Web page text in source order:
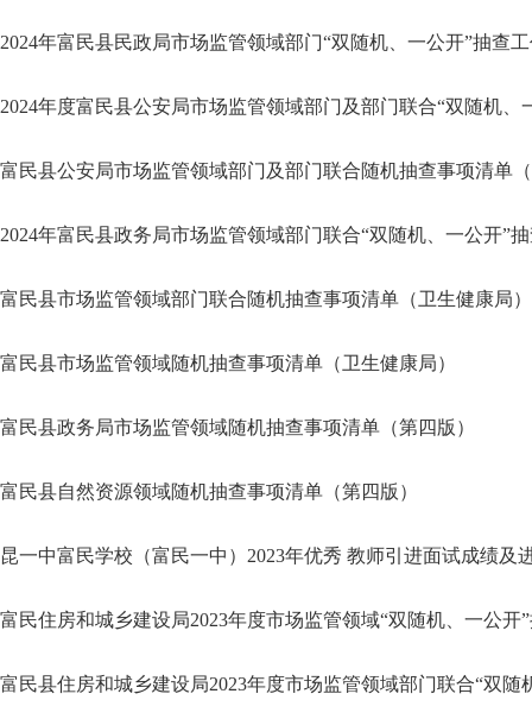
2024年富民县民政局市场监管领域部门“双随机、一公开”抽查
2024年度富民县公安局市场监管领域部门及部门联合“双随机、
富民县公安局市场监管领域部门及部门联合随机抽查事项清单
2024年富民县政务局市场监管领域部门联合“双随机、一公开”
富民县市场监管领域部门联合随机抽查事项清单（卫生健康局）
富民县市场监管领域随机抽查事项清单（卫生健康局）
富民县政务局市场监管领域随机抽查事项清单（第四版）
富民县自然资源领域随机抽查事项清单（第四版）
昆一中富民学校（富民一中）2023年优秀 教师引进面试成绩及
富民住房和城乡建设局2023年度市场监管领域“双随机、一公开
富民县住房和城乡建设局2023年度市场监管领域部门联合“双随